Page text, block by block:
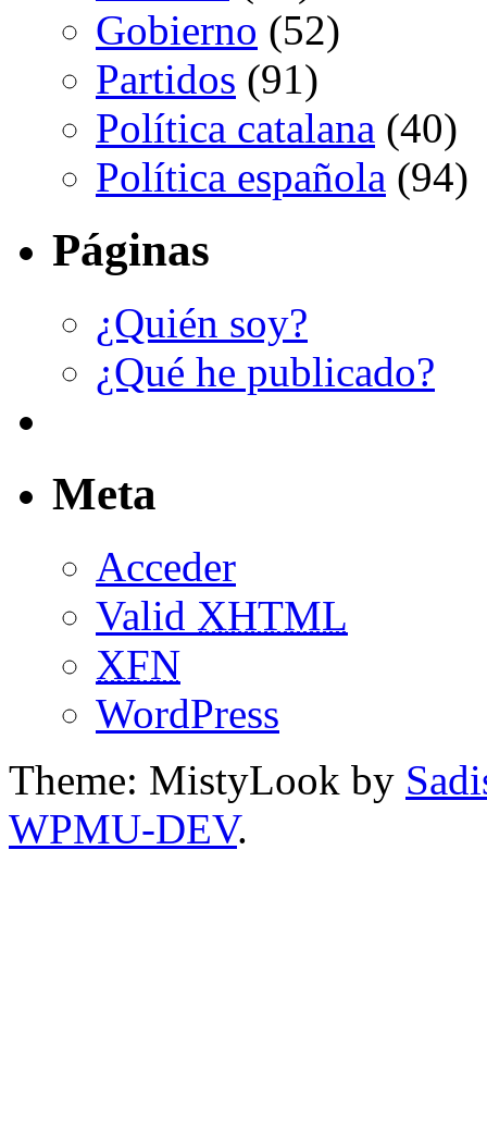
Gobierno (52)
Partidos (91)
Política catalana (40)
Política española (94)
Páginas
¿Quién soy?
¿Qué he publicado?
Meta
Acceder
Valid XHTML
XFN
WordPress
Theme: MistyLook by
WPMU-DEV.